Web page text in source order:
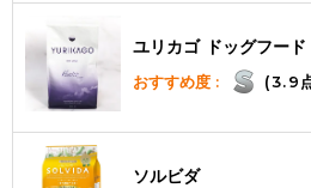
ユリカゴ ドッグフード
おすすめ度 : (3.9
ソルビダ